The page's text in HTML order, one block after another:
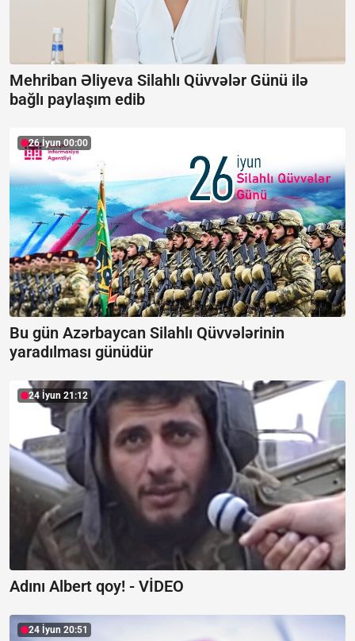
Mehriban Əliyeva Silahlı Qüvvələr Günü ilə
bağlı paylaşım edib
26 İyun 00:00
Bu gün Azərbaycan Silahlı Qüvvələrinin
yaradılması günüdür
24 İyun 21:12
Adını Albert qoy! - VİDEO
24 İyun 20:51